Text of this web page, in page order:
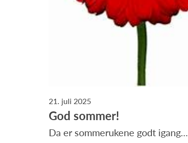
21. juli 2025
God sommer!
Da er sommerukene godt igang...